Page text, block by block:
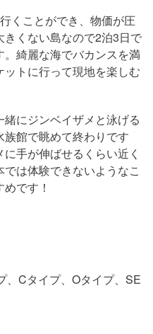
くことができ、物価が圧
くない島なので2泊3日で
綺麗な海でバカンスを満
トに行って現地を楽しむ
にジンベイザメと泳げる
館で眺めて終わりです
手が伸ばせるくらい近く
は体験できないようなこ
です！
、Cタイプ、Oタイプ、SE